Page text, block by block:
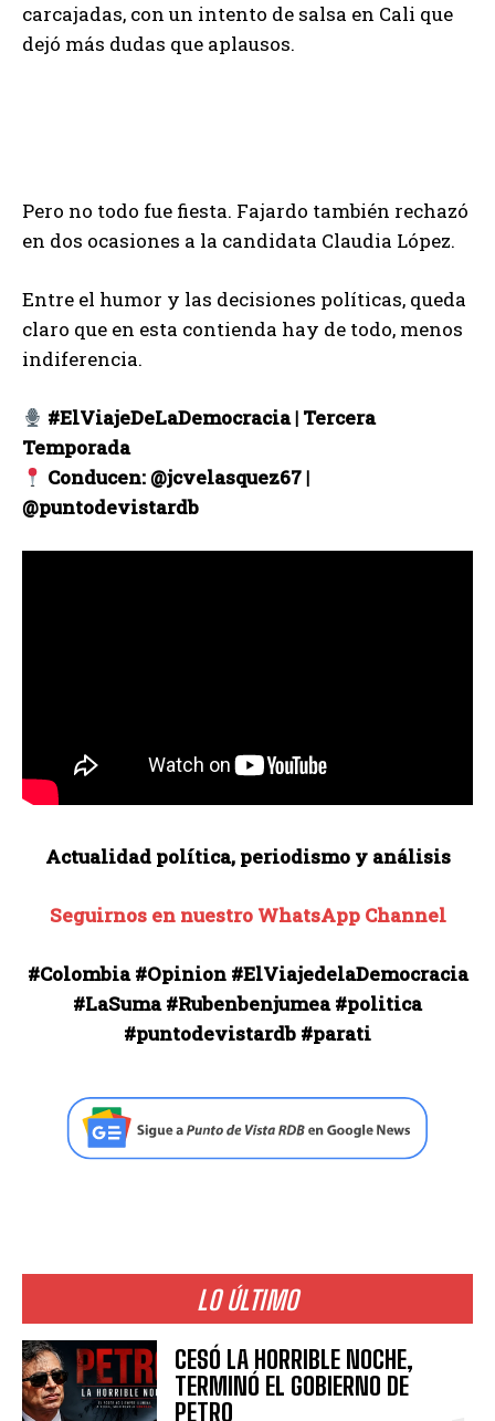
carcajadas, con un intento de salsa en Cali que
dejó más dudas que aplausos.
Pero no todo fue fiesta. Fajardo también rechazó
en dos ocasiones a la candidata Claudia López.
Entre el humor y las decisiones políticas, queda
claro que en esta contienda hay de todo, menos
indiferencia.
#ElViajeDeLaDemocracia | Tercera
Temporada
Conducen: @jcvelasquez67 |
@puntodevistardb
Actualidad política, periodismo y análisis
Seguirnos en nuestro WhatsApp Channel
#Colombia #Opinion #ElViajedelaDemocracia
#LaSuma #Rubenbenjumea #politica
#puntodevistardb #parati
LO ÚLTIMO
CESÓ LA HORRIBLE NOCHE,
TERMINÓ EL GOBIERNO DE
PETRO